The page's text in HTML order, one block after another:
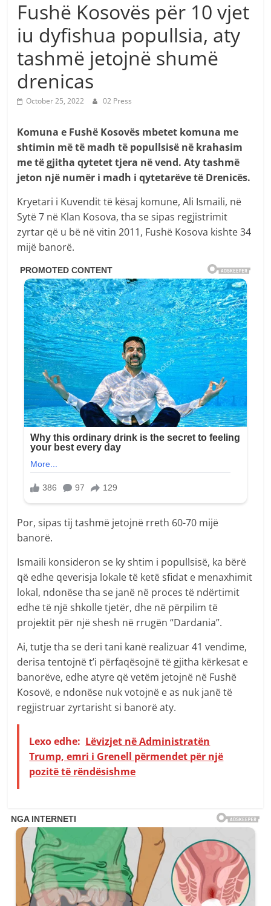
Fushë Kosovës për 10 vjet
iu dyfishua popullsia, aty
tashmë jetojnë shumë
drenicas
October 25, 2022 02 Press
Komuna e Fushë Kosovës mbetet komuna me
shtimin më të madh të popullsisë në krahasim
me të gjitha qytetet tjera në vend. Aty tashmë
jeton një numër i madh i qytetarëve të Drenicës.
Kryetari i Kuvendit të kësaj komune, Ali Ismaili, në
Sytë 7 në Klan Kosova, tha se sipas regjistrimit
zyrtar që u bë në vitin 2011, Fushë Kosova kishte 34
mijë banorë.
Por, sipas tij tashmë jetojnë rreth 60-70 mijë
banorë.
Ismaili konsideron se ky shtim i popullsisë, ka bërë
që edhe qeverisja lokale të ketë sfidat e menaxhimit
lokal, ndonëse tha se janë në proces të ndërtimit
edhe të një shkolle tjetër, dhe në përpilim të
projektit për një shesh në rrugën “Dardania”.
Ai, tutje tha se deri tani kanë realizuar 41 vendime,
derisa tentojnë t’i përfaqësojnë të gjitha kërkesat e
banorëve, edhe atyre që vetëm jetojnë në Fushë
Kosovë, e ndonëse nuk votojnë e as nuk janë të
regjistruar zyrtarisht si banorë aty.
Lexo edhe: Lëvizjet në Administratën
Trump, emri i Grenell përmendet për një
pozitë të rëndësishme